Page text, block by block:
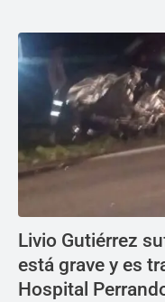
Livio Gutiérrez
está grave y es
Hospital